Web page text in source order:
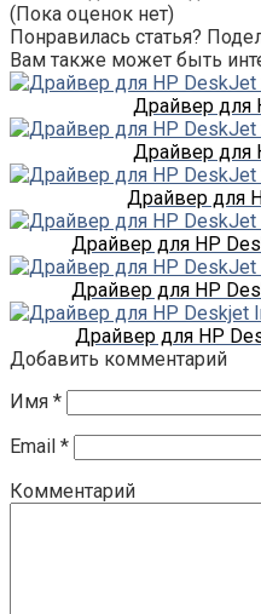
(Пока оценок нет)
Понравилась статья?
Вам также может быть
Драйвер для
Драйвер для
Драйвер для
Драйвер для HP
Драйвер для HP
Драйвер для HP
Добавить комментарий
Имя *
Email *
Комментарий